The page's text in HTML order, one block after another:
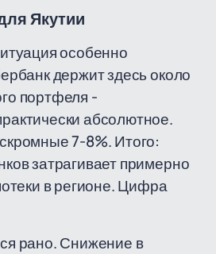
Якутии
особенно
держит здесь около
портфеля -
абсолютное.
7-8%. Итого:
затрагивает примерно
в регионе. Цифра
рано. Снижение в